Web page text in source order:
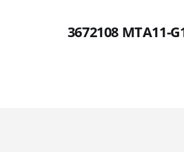
3672108 MTA11-